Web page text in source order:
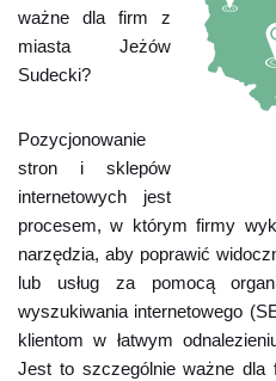
ważne dla firm z
miasta Jeżów
Sudecki?
Pozycjonowanie
stron i sklepów
internetowych jest
procesem, w którym firmy
narzędzia, aby poprawić
lub usług za pomocą
wyszukiwania internetowego
klientom w łatwym
Jest to szczególnie ważne